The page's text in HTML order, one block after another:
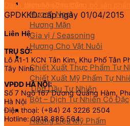
Hương Ngọt
Hương Mặn
Gia vị / Seasoning
Hương Cho Vật Nuôi
Nguyên Liệu Tự Nhiên
Chiết Xuất Thực Phẩm Tự
Chiết Xuất Mỹ Phẩm Tự
Tinh Dầu Tự Nhiên
Bột – Dịch Tự Nhiên Cô Đặc
Hương Liệu Mỹ Phẩm & Gia Công
Hương Liệu Mỹ Phẩm
Danh sách hồ sơ tự công bố sản phẩm
GPDKKD: cấp ngày 01/04/2015
Liên Hệ
TRỤ SỞ:
Lô A1-1 KCN Tân Kim, Khu Phố Tân
Tây Ninh
VPĐD HÀ NỘI:
Số 7 Ngõ 167 Dương Quảng Hàm,
Hà Nội
Điện thoại: (+84) 24 3226 2504
Hotline: 0918 885 564